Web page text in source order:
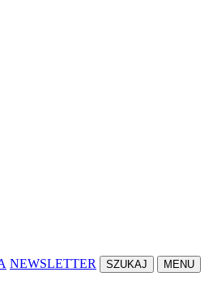
NEWSLETTER SZUKAJ MENU